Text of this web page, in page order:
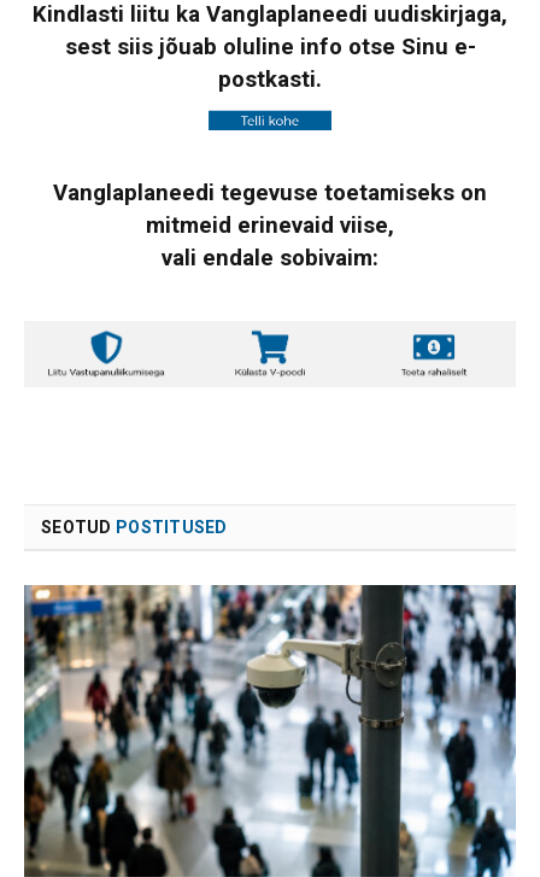
Kindlasti liitu ka Vanglaplaneedi uudiskirjaga,
sest siis jõuab oluline info otse Sinu e-
postkasti.
Vanglaplaneedi tegevuse toetamiseks on
mitmeid erinevaid viise,
vali endale sobivaim:
SEOTUD POSTITUSED